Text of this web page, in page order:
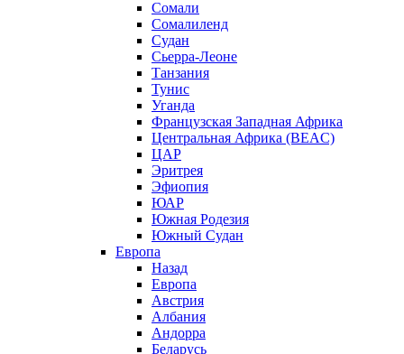
Сомали
Сомалиленд
Судан
Сьерра-Леоне
Танзания
Тунис
Уганда
Французская Западная Африка
Центральная Африка (BEAC)
ЦАР
Эритрея
Эфиопия
ЮАР
Южная Родезия
Южный Судан
Европа
Назад
Европа
Австрия
Албания
Андорра
Беларусь